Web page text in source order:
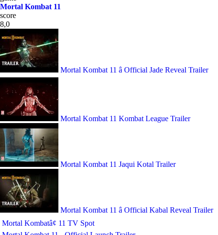
Mortal Kombat 11
score
8,0
Mortal Kombat 11 â Official Jade Reveal Trailer
Mortal Kombat 11 Kombat League Trailer
Mortal Kombat 11 Jaqui Kotal Trailer
Mortal Kombat 11 â Official Kabal Reveal Trailer
Mortal Kombatâ¢ 11 TV Spot